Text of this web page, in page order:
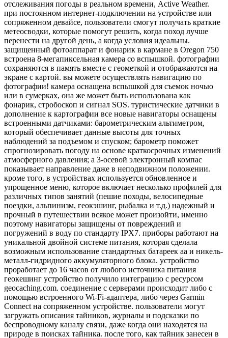
отслеживания погоды в реальном времени, Active Weather.
при постоянном интернет-подключении на устройстве или
сопряженном девайсе, пользователи смогут получать краткие
метеосводки, которые помогут решить, когда поход лучше
перенести на другой день, а когда условия идеальны.
защищенный фотоаппарат и фонарик в кармане в Oregon 750
встроена 8-мегапиксельная камера со вспышкой. фотографии
сохраняются в память вместе с геометкой и отображаются на
экране с картой. вы можете осуществлять навигацию по
фотографии! камера оснащена вспышкой для съемок ночью
или в сумерках, она же может быть использована как
фонарик, стробоскоп и сигнал SOS. туристические датчики в
дополнение к картографии все новые навигаторы оснащены
встроенными датчиками: барометрическим альтиметром,
который обеспечивает данные высоты для точных
наблюдений за подъемом и спуском; барометр поможет
спрогнозировать погоду на основе краткосрочных изменений
атмосферного давления; а 3-осевой электронный компас
показывает направление даже в неподвижном положении.
кроме того, в устройствах используется обновленное и
упрощенное меню, которое включает несколько профилей для
различных типов занятий (пешие походы, велосипедные
поездки, альпинизм, геокэшинг, рыбалка и т.д.) надежный и
прочный в путешествии всякое может произойти, именно
поэтому навигаторы защищены от повреждений и
погружений в воду по стандарту IPX7. приборы работают на
уникальной двойной системе питания, которая сделала
возможным использование стандартных батареек аа и никель-
металл-гидридного аккумуляторного блока. устройство
проработает до 16 часов от любого источника питания
геокешинг устройство получило интеграцию с ресурсом
geocaching.com. соединение с серверами происходит либо с
помощью встроенного Wi-Fi-адаптера, либо через Garmin
Connect на сопряженном устройстве. пользователи могут
загружать описания тайников, журналы и подсказки по
беспроводному каналу связи, даже когда они находятся на
природе в поисках тайника. после того, как тайник занесен в